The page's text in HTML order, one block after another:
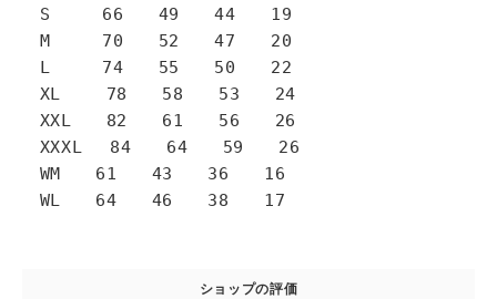
S 66 49 44 19
M 70 52 47 20
L 74 55 50 22
XL 78 58 53 24
XXL 82 61 56 26
XXXL 84 64 59 26
WM 61 43 36 16
WL 64 46 38 17
ショップの評価